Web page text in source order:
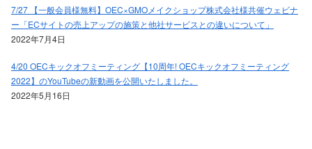
7/27 【一般会員様無料】OEC×GMOメイクショップ株式会社様共催ウェビナ
ー「ECサイトの売上アップの施策と他社サービスとの違いについて」
2022年7月4日
4/20 OECキックオフミーティング【10周年! OECキックオフミーティング
2022】のYouTubeの新動画を公開いたしました。
2022年5月16日